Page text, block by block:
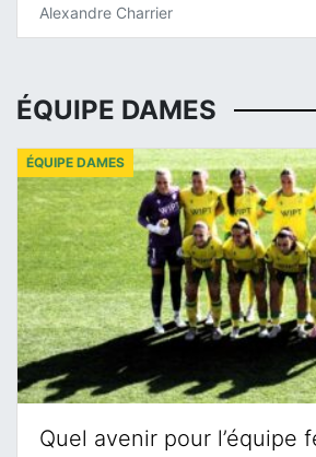
Alexandre Charrier
ÉQUIPE DAMES
Quel avenir pour l’équipe
ÉQUIPE DAMES